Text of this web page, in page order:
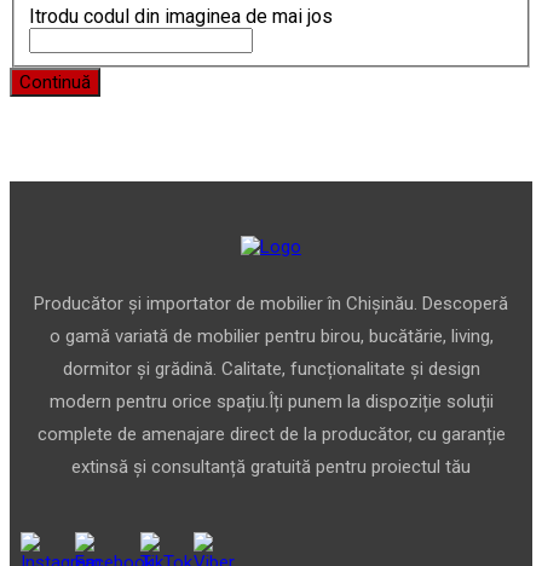
Itrodu codul din imaginea de mai jos
Continuă
Producător și importator de mobilier în Chișinău. Descoperă
o gamă variată de mobilier pentru birou, bucătărie, living,
dormitor și grădină. Calitate, funcționalitate și design
modern pentru orice spațiu.Îți punem la dispoziție soluții
complete de amenajare direct de la producător, cu garanție
extinsă și consultanță gratuită pentru proiectul tău